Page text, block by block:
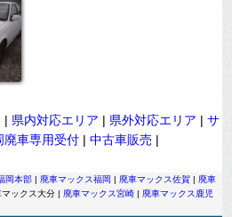
| 県内対応エリア | 県外対応エリア | サ
廃車専用受付 | 中古車販売 |
岡本部 | 廃車マックス福岡 | 廃車マックス佐賀 | 廃車
ックス大分 | 廃車マックス宮崎 | 廃車マックス鹿児